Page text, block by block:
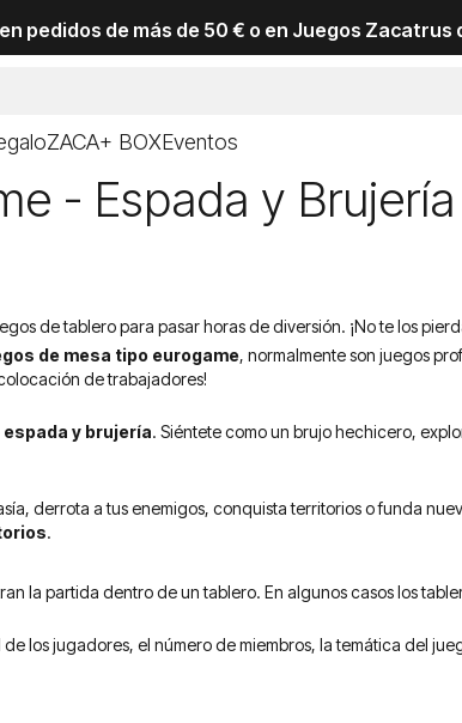
pedidos de más de 50 € o en Juegos Zacatrus
ZACA+ BOXEventos
- Espada y
de tablero para pasar horas de diversión. ¡No te los
de mesa tipo eurogame, normalmente son juegos
de trabajadores!
y brujería. Siéntete como un brujo hechicero,
derrota a tus enemigos, conquista territorios o funda
.
la partida dentro de un tablero. En algunos casos los
los jugadores, el número de miembros, la temática del